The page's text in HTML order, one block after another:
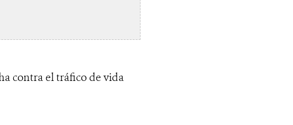
contra el tráfico de vida